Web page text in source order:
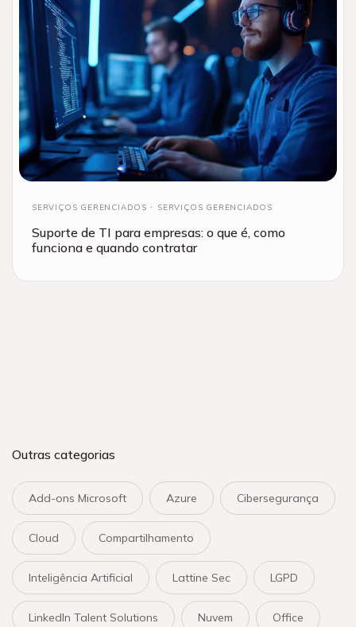
SERVIÇOS GERENCIADOS SERVIÇOS GERENCIADOS
Suporte de TI para empresas: o que é, como
funciona e quando contratar
Outras categorias
Add-ons Microsoft Azure Cibersegurança
Cloud Compartilhamento
Inteligência Artificial Lattine Sec LGPD
LinkedIn Talent Solutions Nuvem Office